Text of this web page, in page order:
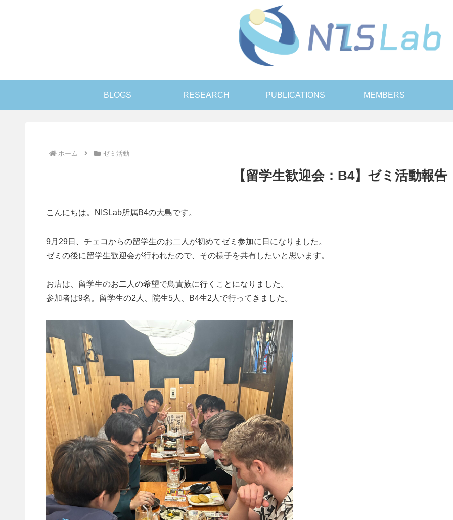
BLOGS RESEARCH PUBLICATIONS MEMBERS
ホーム ゼミ活動
【留学生歓迎会：B4】ゼミ活動報告
こんにちは。NISLab所属B4の大島です。
9月29日、チェコからの留学生のお二人が初めてゼミ参加に日になりました。
ゼミの後に留学生歓迎会が行われたので、その様子を共有したいと思います。
お店は、留学生のお二人の希望で鳥貴族に行くことになりました。
参加者は9名。留学生の2人、院生5人、B4生2人で行ってきました。